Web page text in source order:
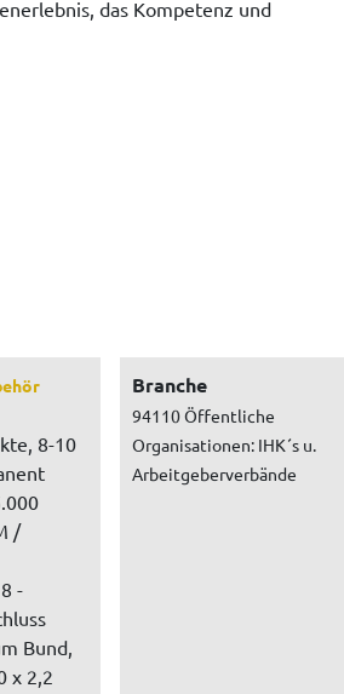
das Kompetenz und
8-10
/
-
Bund,
x 2,2
Branche
94110 Öffentliche
Organisationen: IHK´s u.
Arbeitgeberverbände